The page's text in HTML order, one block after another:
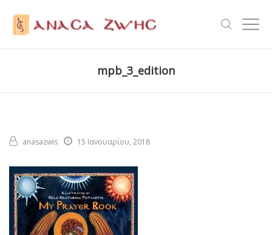
mpb_3_edition
anasazwis 15 Ιανουαρίου, 2018